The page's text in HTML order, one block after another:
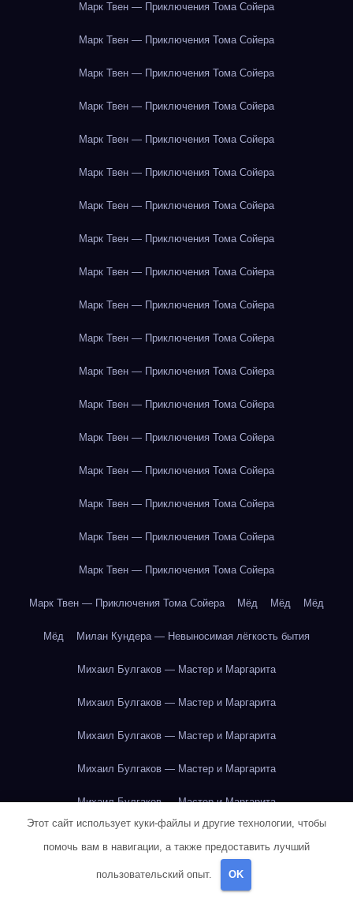
Марк Твен — Приключения Тома Сойера
Марк Твен — Приключения Тома Сойера
Марк Твен — Приключения Тома Сойера
Марк Твен — Приключения Тома Сойера
Марк Твен — Приключения Тома Сойера
Марк Твен — Приключения Тома Сойера
Марк Твен — Приключения Тома Сойера
Марк Твен — Приключения Тома Сойера
Марк Твен — Приключения Тома Сойера
Марк Твен — Приключения Тома Сойера
Марк Твен — Приключения Тома Сойера
Марк Твен — Приключения Тома Сойера
Марк Твен — Приключения Тома Сойера
Марк Твен — Приключения Тома Сойера
Марк Твен — Приключения Тома Сойера
Марк Твен — Приключения Тома Сойера
Марк Твен — Приключения Тома Сойера
Марк Твен — Приключения Тома Сойера
Марк Твен — Приключения Тома Сойера Мёд Мёд Мёд
Мёд Милан Кундера — Невыносимая лёгкость бытия
Михаил Булгаков — Мастер и Маргарита
Михаил Булгаков — Мастер и Маргарита
Михаил Булгаков — Мастер и Маргарита
Михаил Булгаков — Мастер и Маргарита
Михаил Булгаков — Мастер и Маргарита
Михаил Булгаков — Мастер и Маргарита
Этот сайт использует куки-файлы и другие технологии, чтобы
помочь вам в навигации, а также предоставить лучший
пользовательский опыт. OK